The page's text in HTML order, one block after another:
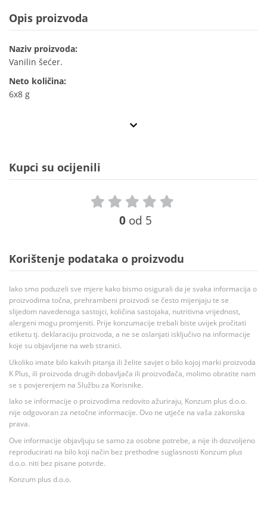
Opis proizvoda
Naziv proizvoda:
Vanilin šećer.
Neto količina:
6x8 g
Kupci su ocijenili
0 od 5
Korištenje podataka o proizvodu
Iako smo poduzeli sve mjere kako bismo osigurali da je svaka informacija o
proizvodima točna, prehrambeni proizvodi se često mijenjaju te se
slijedom navedenoga sastojci, količina sastojaka, nutritivna vrijednost,
alergeni mogu promjeniti. Prije konzumacije trebali biste uvijek pročitati
etiketu tj. deklaraciju proizvoda, a ne se oslanjati isključivo na informacije
koje su objavljene na web stranici.
Ukoliko imate bilo kakvih pitanja ili želite savjet o bilo kojoj marki proizvoda
K Plus, ili proizvoda drugih dobavljača ili proizvođača, molimo obratite nam
se s povjerenjem na Službu za Korisnike.
Iako se informacije o proizvodima redovito ažuriraju, Konzum plus d.o.o.
nije odgovoran za netočne informacije. Ovo ne utječe na vaša zakonska
prava.
Ove informacije objavljuju se samo za osobne potrebe, a nije ih dozvoljeno
reproducirati na bilo koji način bez prethodne suglasnosti Konzum plus
d.o.o. niti bez pisane potvrde.
Konzum plus d.o.o.